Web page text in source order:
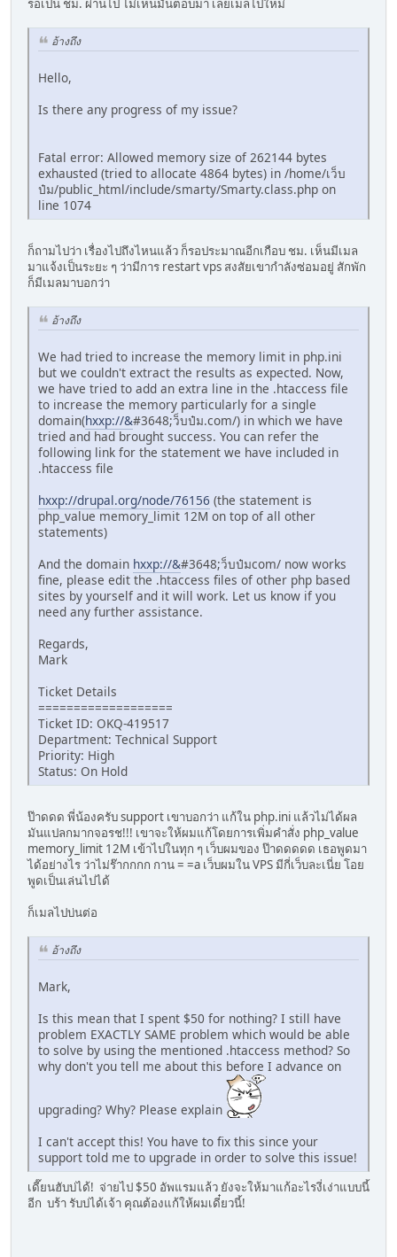
รอเป็น ชม. ผ่านไป ไม่เห็นมันตอบมา เลยเมลไปใหม่
อ้างถึง
Hello,
Is there any progress of my issue?
Fatal error: Allowed memory size of 262144 bytes
exhausted (tried to allocate 4864 bytes) in /home/เว็บ
ป๋ม/public_html/include/smarty/Smarty.class.php on
line 1074
ก็ถามไปว่า เรื่องไปถึงไหนแล้ว ก็รอประมาณอีกเกือบ ชม. เห็นมีเมล
มาแจ้งเป็นระยะ ๆ ว่ามีการ restart vps สงสัยเขากำลังซ่อมอยู่ สักพัก
ก็มีเมลมาบอกว่า
อ้างถึง
We had tried to increase the memory limit in php.ini
but we couldn't extract the results as expected. Now,
we have tried to add an extra line in the .htaccess file
to increase the memory particularly for a single
domain(hxxp://&#3648;ว็บป๋ม.com/) in which we have
tried and had brought success. You can refer the
following link for the statement we have included in
.htaccess file
hxxp://drupal.org/node/76156 (the statement is
php_value memory_limit 12M on top of all other
statements)
And the domain hxxp://&#3648;ว็บป๋มcom/ now works
fine, please edit the .htaccess files of other php based
sites by yourself and it will work. Let us know if you
need any further assistance.
Regards,
Mark
Ticket Details
===================
Ticket ID: OKQ-419517
Department: Technical Support
Priority: High
Status: On Hold
ป๊าดดด พี่น้องครับ support เขาบอกว่า แก้ใน php.ini แล้วไม่ได้ผล
มันแปลกมากจอรช!!! เขาจะให้ผมแก้โดยการเพิ่มคำสั่ง php_value
memory_limit 12M เข้าไปในทุก ๆ เว็บผมของ ป๊าดดดดด เธอพูดมา
ได้อย่างไร ว่าไม่ร๊ากกกก กาน = =a เว็บผมใน VPS มีกี่เว็บละเนี่ย โอย
พูดเป็นเล่นไปได้
ก็เมลไปบ่นต่อ
อ้างถึง
Mark,
Is this mean that I spent $50 for nothing? I still have
problem EXACTLY SAME problem which would be able
to solve by using the mentioned .htaccess method? So
why don't you tell me about this before I advance on
upgrading? Why? Please explain
I can't accept this! You have to fix this since your
support told me to upgrade in order to solve this issue!
เดี๊ยนฮับบ่ได้! จ่ายไป $50 อัพแรมแล้ว ยังจะให้มาแก้อะไรงี่เง่าแบบนี้
อีก บร้า รับบ่ได้เจ้า คุณต้องแก้ให้ผมเดี๋ยวนี้!